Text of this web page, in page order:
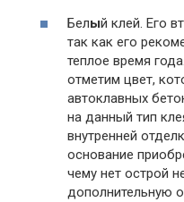
Белый клей. Его
так как его
теплое время
отметим цвет,
автоклавных
на данный тип
внутренней
основание
чему нет острой
дополнительную